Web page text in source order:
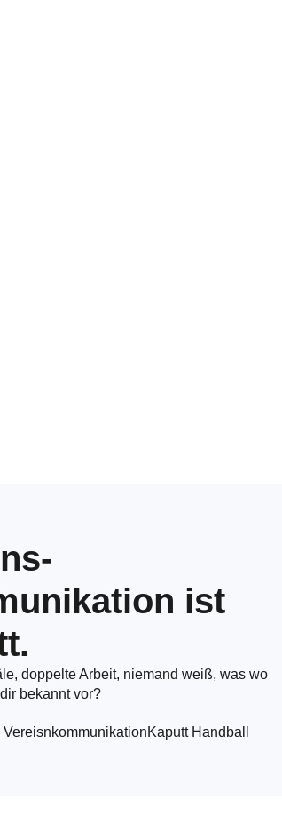
ist
doppelte Arbeit, niemand weiß, was wo
bekannt vor?